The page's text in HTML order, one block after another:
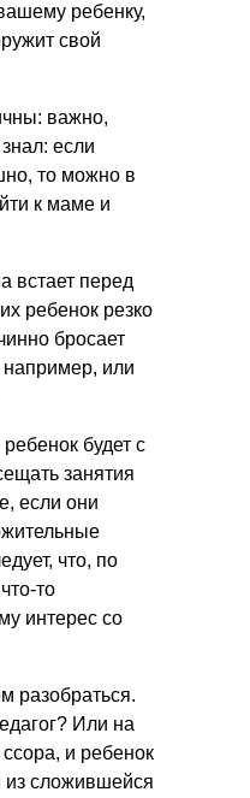
ребенку,
свой
важно,
если
то можно в
к маме и
встает перед
ребенок резко
бросает
например, или
будет с
занятия
если они
что, по
то
интерес со
разобраться.
Или на
и ребенок
из сложившейся